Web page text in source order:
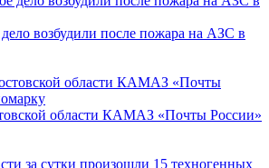
возбудили после пожара на АЗС в
области КАМАЗ «Почты России»